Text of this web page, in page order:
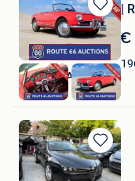
Bewaren
in
Mijn
Favorieten
|
€
Route 66 Auctions
Waalwijk
Bewaren
in
Peter